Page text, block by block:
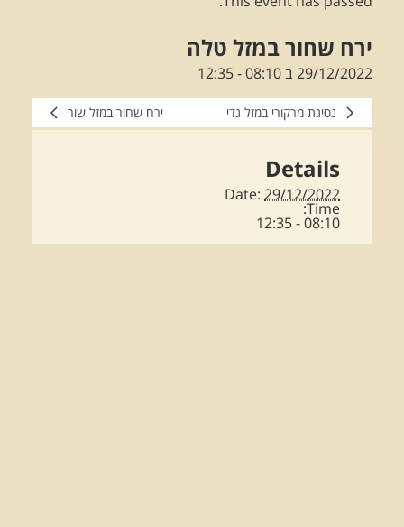
ירח שחור במזל טלה
29/12/2022 ב 08:10 -
12:35
נסיגת מרקורי במזל גדי ירח שחור במזל שור
Details
Date: 29/12/2022
Time:
08:10 - 12:35